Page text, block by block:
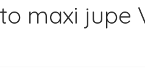
maxi jupe